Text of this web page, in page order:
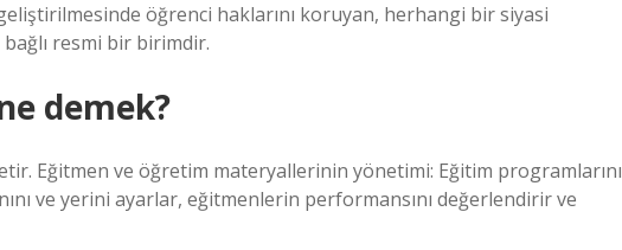
öğrenci haklarını koruyan, herhangi bir siyasi
resmi bir birimdir.
demek?
Eğitmen ve öğretim materyallerinin yönetimi: Eğitim programlarını
ve yerini ayarlar, eğitmenlerin performansını değerlendirir ve